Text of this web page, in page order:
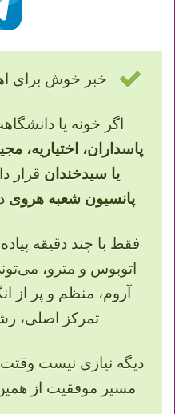
خبر خوش برای
اگر خونه یا
پاسداران، اختیاریه،
یا سیدخندان قرار
پانسیون شعبه هروی
فقط با چند دقیقه
اتوبوس و مترو،
آروم، منظم و پر از
تمرکز اصلی،
دیگه نیازی نیست
مسیر موفقیت از